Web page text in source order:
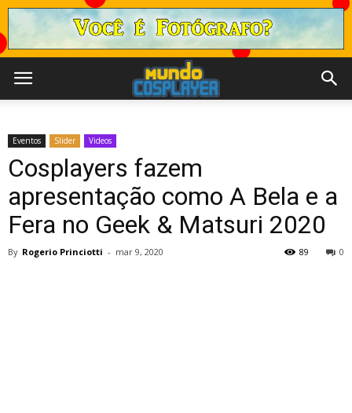
Eventos Slider Videos
Cosplayers fazem
apresentação como A Bela e a
Fera no Geek & Matsuri 2020
By Rogerio Princiotti - mar 9, 2020 0
89